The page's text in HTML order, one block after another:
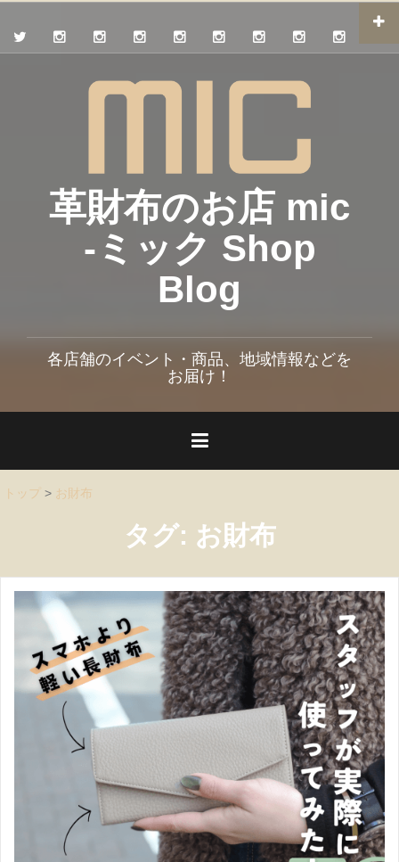
革財布のお店 mic
-ミック Shop
Blog
各店舗のイベント・商品、地域情報などを
お届け！
トップ > お財布
タグ: お財布